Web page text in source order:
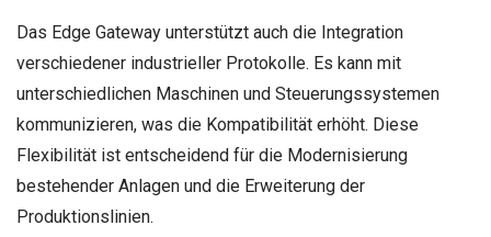
Das Edge Gateway unterstützt auch die Integration
verschiedener industrieller Protokolle. Es kann mit
unterschiedlichen Maschinen und Steuerungssystemen
kommunizieren, was die Kompatibilität erhöht. Diese
Flexibilität ist entscheidend für die Modernisierung
bestehender Anlagen und die Erweiterung der
Produktionslinien.